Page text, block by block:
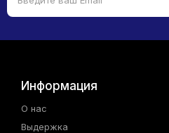
Информация
О нас
Выдержка